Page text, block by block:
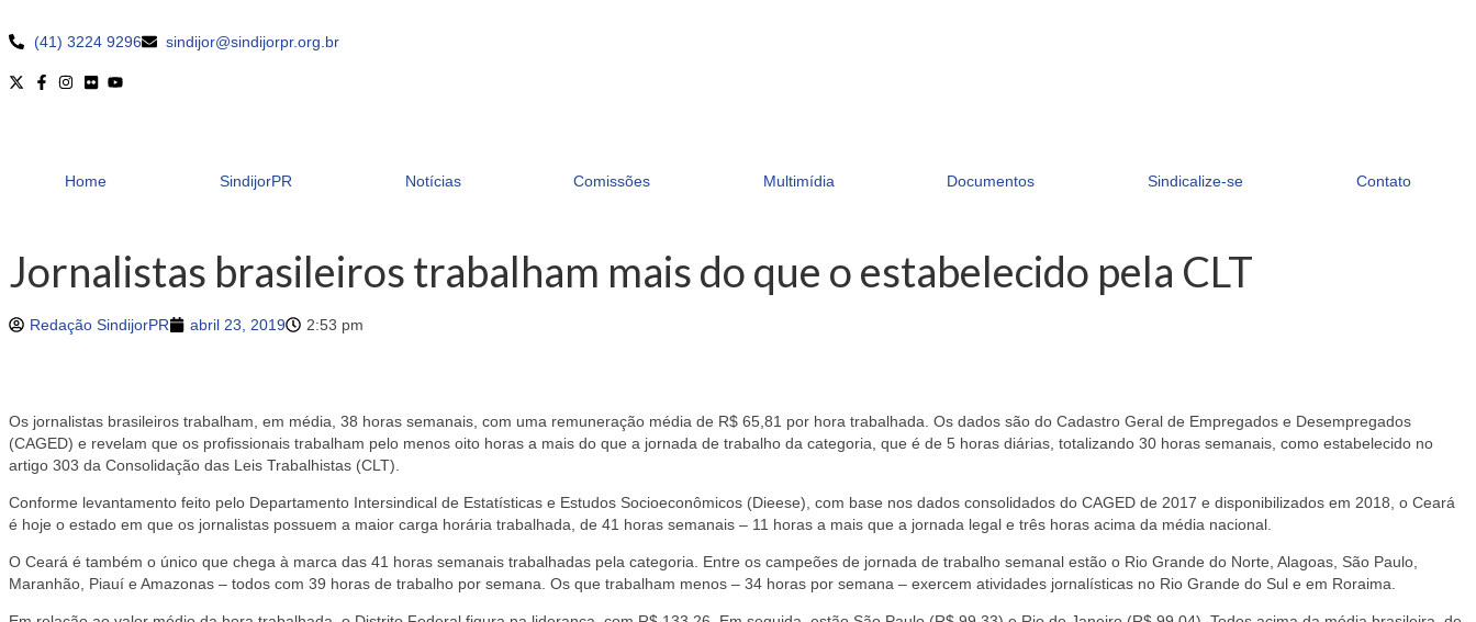
(41) 3224 9296 sindijor@sindijorpr.org.br
Home SindijorPR Notícias Comissões Multimídia Documentos Sindicalize-se Contato
Jornalistas brasileiros trabalham mais do que o estabelecido pela CLT
Redação SindijorPR abril 23, 2019 2:53 pm
Os jornalistas brasileiros trabalham, em média, 38 horas semanais, com uma remuneração média de R$ 65,81 por hora trabalhada. Os dados são do Cadastro Geral de Empregados e Desempregados
(CAGED) e revelam que os profissionais trabalham pelo menos oito horas a mais do que a jornada de trabalho da categoria, que é de 5 horas diárias, totalizando 30 horas semanais, como estabelecido no
artigo 303 da Consolidação das Leis Trabalhistas (CLT).
Conforme levantamento feito pelo Departamento Intersindical de Estatísticas e Estudos Socioeconômicos (Dieese), com base nos dados consolidados do CAGED de 2017 e disponibilizados em 2018, o Ceará
é hoje o estado em que os jornalistas possuem a maior carga horária trabalhada, de 41 horas semanais – 11 horas a mais que a jornada legal e três horas acima da média nacional.
O Ceará é também o único que chega à marca das 41 horas semanais trabalhadas pela categoria. Entre os campeões de jornada de trabalho semanal estão o Rio Grande do Norte, Alagoas, São Paulo,
Maranhão, Piauí e Amazonas – todos com 39 horas de trabalho por semana. Os que trabalham menos – 34 horas por semana – exercem atividades jornalísticas no Rio Grande do Sul e em Roraima.